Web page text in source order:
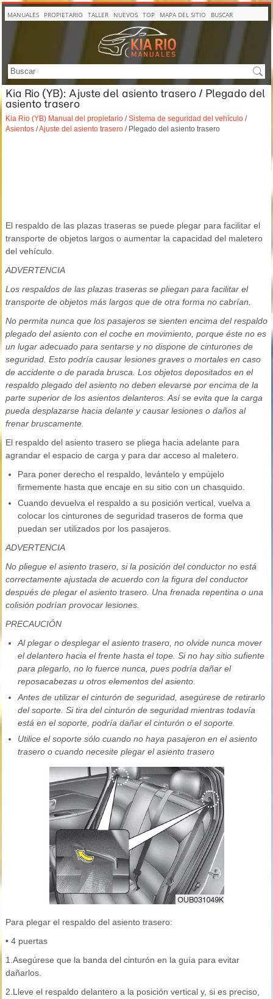
MANUALES PROPIETARIO TALLER NUEVOS TOP MAPA DEL SITIO BUSCAR
Kia Rio (YB): Ajuste del asiento trasero / Plegado del
asiento trasero
Kia Rio (YB) Manual del propietario /Sistema de seguridad del vehículo /
Asientos /Ajuste del asiento trasero / Plegado del asiento trasero
El respaldo de las plazas traseras se puede plegar para facilitar el
transporte de objetos largos o aumentar la capacidad del maletero
del vehículo.
ADVERTENCIA
Los respaldos de las plazas traseras se pliegan para facilitar el
transporte de objetos más largos que de otra forma no cabrían.
No permita nunca que los pasajeros se sienten encima del respaldo
plegado del asiento con el coche en movimiento, porque éste no es
un lugar adecuado para sentarse y no dispone de cinturones de
seguridad. Esto podría causar lesiones graves o mortales en caso
de accidente o de parada brusca. Los objetos depositados en el
respaldo plegado del asiento no deben elevarse por encima de la
parte superior de los asientos delanteros. Así se evita que la carga
pueda desplazarse hacia delante y causar lesiones o daños al
frenar bruscamente.
El respaldo del asiento trasero se pliega hacia adelante para
agrandar el espacio de carga y para dar acceso al maletero.
Para poner derecho el respaldo, levántelo y empújelo
firmemente hasta que encaje en su sitio con un chasquido.
Cuando devuelva el respaldo a su posición vertical, vuelva a
colocar los cinturones de seguridad traseros de forma que
puedan ser utilizados por los pasajeros.
ADVERTENCIA
No pliegue el asiento trasero, si la posición del conductor no está
correctamente ajustada de acuerdo con la figura del conductor
después de plegar el asiento trasero. Una frenada repentina o una
colisión podrían provocar lesiones.
PRECAUCIÓN
Al plegar o desplegar el asiento trasero, no olvide nunca mover
el delantero hacia el frente hasta el tope. Si no hay sitio sufiente
para plegarlo, no lo fuerce nunca, pues podría dañar el
reposacabezas u otros elementos del asiento.
Antes de utilizar el cinturón de seguridad, asegúrese de retirarlo
del soporte. Si tira del cinturón de seguridad mientras todavía
está en el soporte, podría dañar el cinturón o el soporte.
Utilice el soporte sólo cuando no haya pasajeron en el asiento
trasero o cuando necesite plegar el asiento trasero
Para plegar el respaldo del asiento trasero:
• 4 puertas
1.Asegúrese que la banda del cinturón en la guía para evitar
dañarlos.
2.Lleve el respaldo delantero a la posición vertical y, si es preciso,